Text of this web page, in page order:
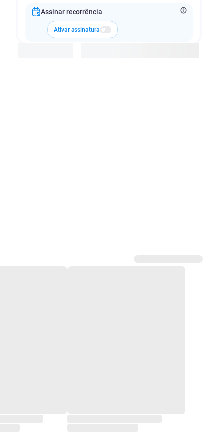
Assinar recorrência
Ativar assinatura